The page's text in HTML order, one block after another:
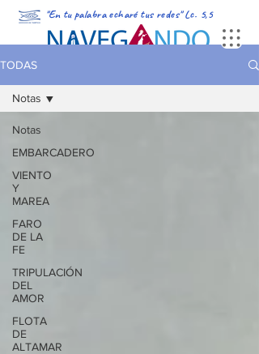
"En tu palabra echaré tus redes" Lc. 5,5
PORTADA
TODAS
Notas
EMBARCADERO
VIENTO
Y
MAREA
FARO
DE LA
FE
TRIPULACIÓN
DEL
AMOR
FLOTA
DE
ALTAMAR
Notas